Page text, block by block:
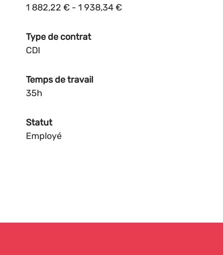
1 882,22 € - 1 938,34 €
Type de contrat
CDI
Temps de travail
35h
Statut
Employé